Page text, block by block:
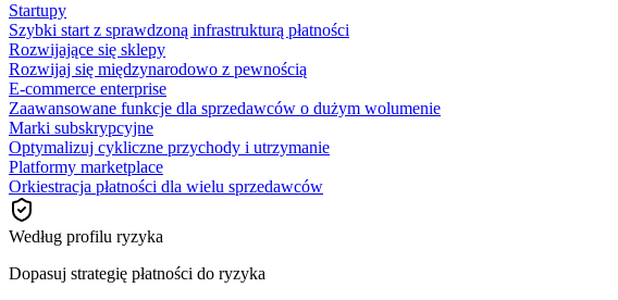
Startupy
Szybki start z sprawdzoną infrastrukturą płatności
Rozwijające się sklepy
Rozwijaj się międzynarodowo z pewnością
E-commerce enterprise
Zaawansowane funkcje dla sprzedawców o dużym wolumenie
Marki subskrypcyjne
Optymalizuj cykliczne przychody i utrzymanie
Platformy marketplace
Orkiestracja płatności dla wielu sprzedawców
Według profilu ryzyka
Dopasuj strategię płatności do ryzyka